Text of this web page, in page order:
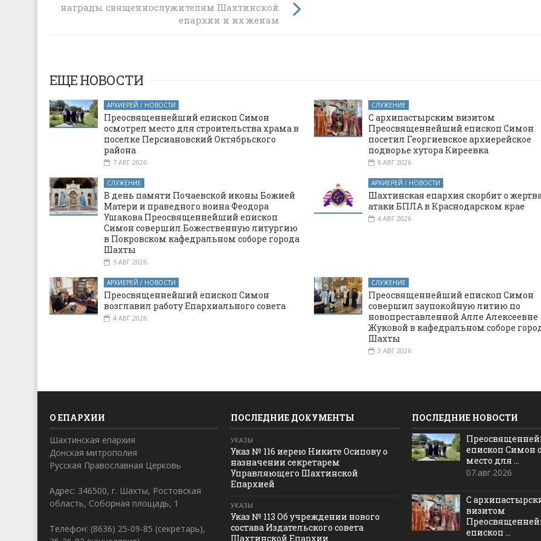
Матери посетил храмы Шахтинской
награды священнослужителям Шахтинской
епархии и их женам
ЕЩЕ НОВОСТИ
АРХИЕРЕЙ / НОВОСТИ
Преосвященнейший епископ Симон
осмотрел место для строительства храма в
поселке Персиановский Октябрьского
района
7 АВГ 2026
СЛУЖЕНИЕ
С архипастырским визитом
Преосвященнейший епископ Симон
посетил Георгиевское архиерейское
подворье хутора Киреевка
6 АВГ 2026
СЛУЖЕНИЕ
В день памяти Почаевской иконы Божией
Матери и праведного воина Феодора
Ушакова Преосвященнейший епископ
Симон совершил Божественную литургию
в Покровском кафедральном соборе города
Шахты
5 АВГ 2026
АРХИЕРЕЙ / НОВОСТИ
Шахтинская епархия скорбит о
атаки БПЛА в Краснодарском крае
4 АВГ 2026
АРХИЕРЕЙ / НОВОСТИ
Преосвященнейший епископ Симон
возглавил работу Епархиального совета
4 АВГ 2026
СЛУЖЕНИЕ
Преосвященнейший епископ Симон
совершил заупокойную литию по
новопреставленной Алле Алексеевне
Жуковой в кафедральном соборе
Шахты
3 АВГ 2026
О ЕПАРХИИ
Шахтинская епархия
Донская митрополия
Русская Православная Церковь
Адрес: 346500, г. Шахты, Ростовская
область, Соборная площадь, 1
Телефон: (8636) 25-09-85 (секретарь),
ПОСЛЕДНИЕ ДОКУМЕНТЫ
УКАЗЫ
Указ № 116 иерею Никите Осипову о
назначении секретарем
Управляющего Шахтинской
Епархией
УКАЗЫ
Указ № 113 Об учреждении нового
состава Издательского совета
Шахтинской Епархии
ПОСЛЕДНИЕ НОВОСТИ
епископ Симон
место для ...
07.авг.2026
С
визитом
епископ ...